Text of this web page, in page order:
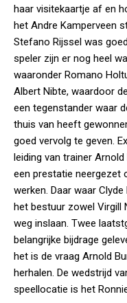
haar visitekaartje af en
het Andre Kamperveen
Stefano Rijssel was
speler zijn er nog heel
waaronder Romano
Albert Nibte, waardoor
een tegenstander waar
thuis van heeft
goed vervolg te geven.
leiding van trainer
een prestatie neergezet
werken. Daar waar
het bestuur zowel Virgill
weg inslaan. Twee
belangrijke bijdrage
het is de vraag Arnold
herhalen. De wedstrijd
speellocatie is het